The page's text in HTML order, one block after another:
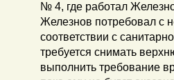
№ 4, где работал
Железнов потребовал с
соответствии с
требуется снимать
выполнить требование